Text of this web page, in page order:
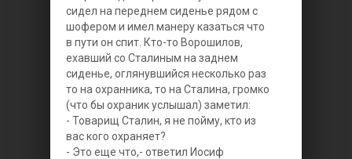
сидел на переднем сиденье рядом с
шофером и имел манеру казаться что
в пути он спит. Кто-то Ворошилов,
ехавший со Сталиным на заднем
сиденье, оглянувшийся несколько раз
то на охранника, то на Сталина, громко
(что бы охраник услышал) заметил:
- Товарищ Сталин, я не пойму, кто из
вас кого охраняет?
- Это еще что,- ответил Иосиф